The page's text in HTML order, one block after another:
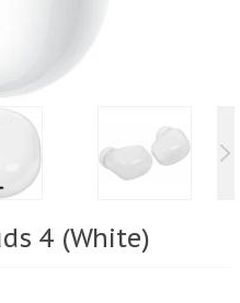
4 (White)